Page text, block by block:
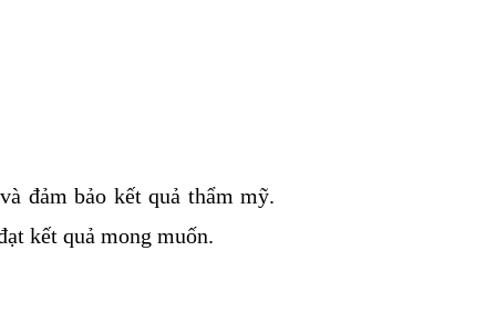
đảm bảo kết quả thẩm mỹ.
kết quả mong muốn.